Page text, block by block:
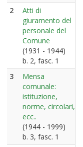
2
Atti di
giuramento del
personale del
Comune
(1931 - 1944)
b. 2, fasc. 1
3
Mensa
comunale:
istituzione,
norme, circolari,
ecc..
(1944 - 1999)
b. 3, fasc. 1